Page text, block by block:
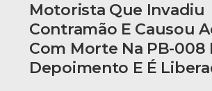
Motorista Que Invadiu
Contramão E Causou
Com Morte Na PB-008
Depoimento E É